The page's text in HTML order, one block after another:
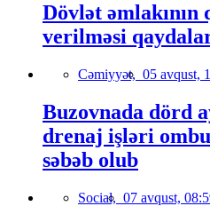
Dövlət
verilməsi
Cəmiyyət, 05 avqust,
Buzovnada dörd
drenaj işləri
səbəb olub
Social, 07 avqust,